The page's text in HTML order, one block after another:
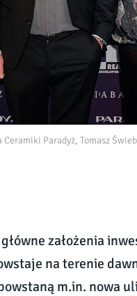
Paradyż, Tomasz
założenia
na terenie
m.in. nowa